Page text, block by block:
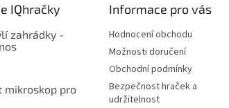
IQhračky
zahrádky -
mikroskop pro
Informace pro vás
Hodnocení obchodu
Možnosti doručení
Obchodní podmínky
Bezpečnost hraček a
udržitelnost